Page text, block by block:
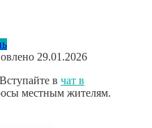
29.01.2026
в чат в
местным жителям.